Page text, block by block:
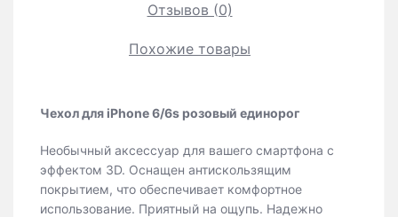
Отзывов (0)
Похожие товары
Чехол для iPhone 6/6s розовый единорог
Необычный аксессуар для вашего смартфона с
эффектом 3D. Оснащен антискользящим
покрытием, что обеспечивает комфортное
использование. Приятный на ощупь. Надежно